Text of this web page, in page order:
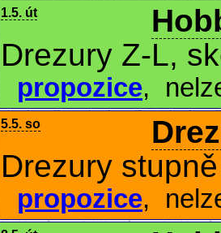
1.5. út
Drezury Z-L,
propozice,
5.5. so
Drezury
propozice,